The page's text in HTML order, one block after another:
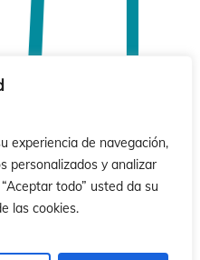
experiencia de navegación,
personalizados y analizar
todo” usted da su
las cookies.